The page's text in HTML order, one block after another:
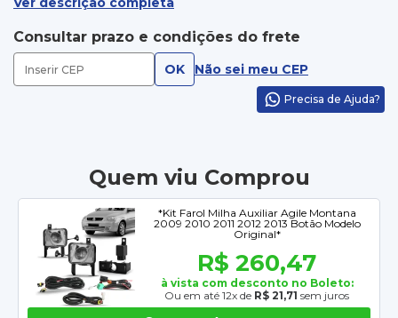
Consultar prazo e condições do frete
OK Não sei meu CEP
Precisa de Ajuda?
Quem viu Comprou
*Kit Farol Milha Auxiliar Agile Montana
2009 2010 2011 2012 2013 Botão Modelo
Original*
R$ 260,47
à vista com desconto no Boleto:
Ou em até 12x de R$ 21,71 sem juros